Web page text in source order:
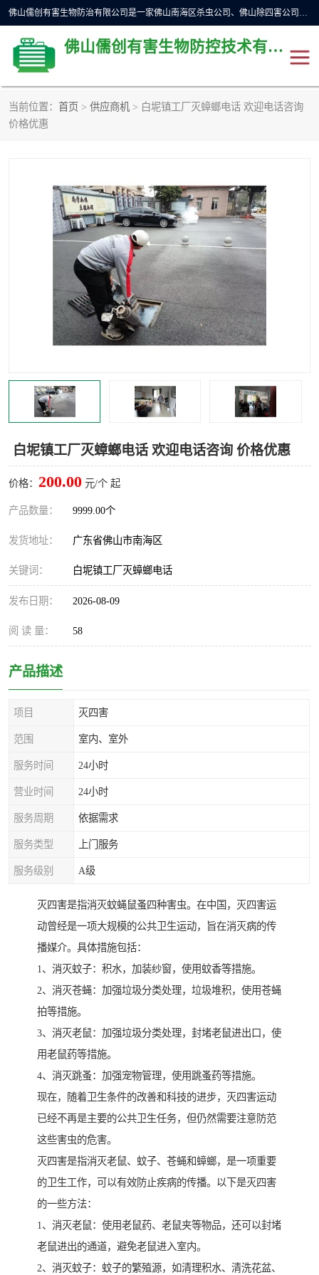
佛山儒创有害生物防治有限公司是一家佛山南海区杀虫公司、佛山除四害公司、佛山灭白蚁公司、佛山白蚁防治公司，让您远离虫害困扰。要问佛山白蚁防治哪家好？佛山儒创有害生物防治有限公司全佛山、广州，正规公司，上门勘查，可靠，售后有保障。
佛山儒创有害生物防控技术有限公司
当前位置： 首页 > 供应商机 > 白坭镇工厂灭蟑螂电话 欢迎电话咨询
价格优惠
白坭镇工厂灭蟑螂电话 欢迎电话咨询 价格优惠
价格： 200.00 元/个 起
产品数量： 9999.00个
发货地址： 广东省佛山市南海区
关键词： 白坭镇工厂灭蟑螂电话
发布日期： 2026-08-09
阅 读 量： 58
产品描述
项目 灭四害
范围 室内、室外
服务时间 24小时
营业时间 24小时
服务周期 依据需求
服务类型 上门服务
服务级别 A级
灭四害是指消灭蚊蝇鼠蚤四种害虫。在中国，灭四害运
动曾经是一项大规模的公共卫生运动，旨在消灭病的传
播媒介。具体措施包括：
1、消灭蚊子：积水，加装纱窗，使用蚊香等措施。
2、消灭苍蝇：加强垃圾分类处理，垃圾堆积，使用苍蝇
拍等措施。
3、消灭老鼠：加强垃圾分类处理，封堵老鼠进出口，使
用老鼠药等措施。
4、消灭跳蚤：加强宠物管理，使用跳蚤药等措施。
现在，随着卫生条件的改善和科技的进步，灭四害运动
已经不再是主要的公共卫生任务，但仍然需要注意防范
这些害虫的危害。
灭四害是指消灭老鼠、蚊子、苍蝇和蟑螂，是一项重要
的卫生工作，可以有效防止疾病的传播。以下是灭四害
的一些方法：
1、消灭老鼠：使用老鼠药、老鼠夹等物品，还可以封堵
老鼠进出的通道，避免老鼠进入室内。
2、消灭蚊子：蚊子的繁殖源，如清理积水、清洗花盆、
除四害公司
佛山灭白蚁公司 佛山杀虫公司
佛山除四害公司 灭鼠
消杀
灭苍蝇 灭跳蚤
灭蚊虫 灭蟑螂
害虫防治 灭杀害虫